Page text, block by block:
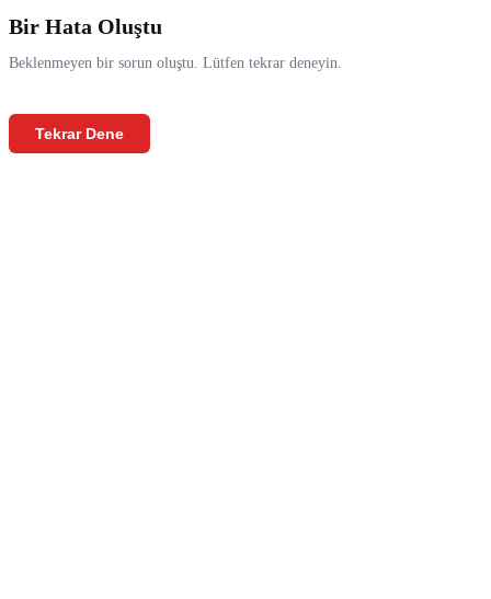
Bir Hata Oluştu
Beklenmeyen bir sorun oluştu. Lütfen tekrar deneyin.
Tekrar Dene